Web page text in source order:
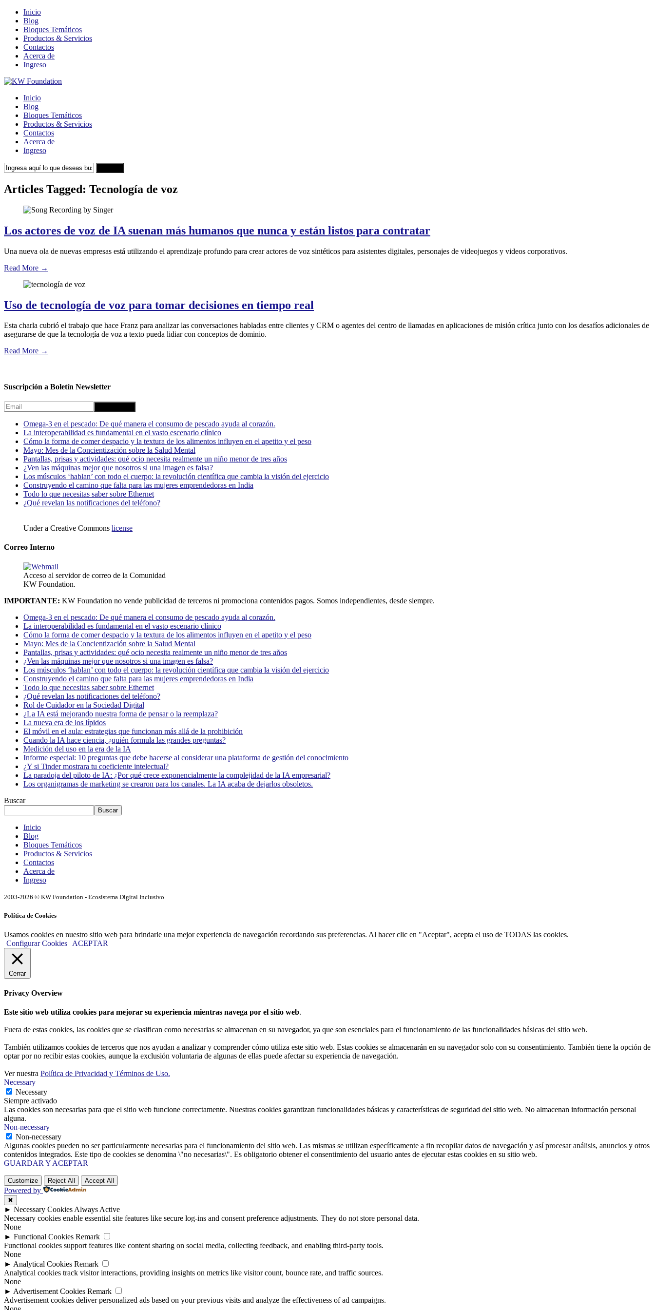
Inicio
Blog
Bloques Temáticos
Productos & Servicios
Contactos
Acerca de
Ingreso
Inicio
Blog
Bloques Temáticos
Productos & Servicios
Contactos
Acerca de
Ingreso
Articles Tagged: Tecnología de voz
Los actores de voz de IA suenan más humanos que nunca y están listos para contratar
Una nueva ola de nuevas empresas está utilizando el aprendizaje profundo para crear actores de voz sintéticos para asistentes digitales, personajes de videojuegos y videos corporativos.
Read More →
Uso de tecnología de voz para tomar decisiones en tiempo real
Esta charla cubrió el trabajo que hace Franz para analizar las conversaciones habladas entre clientes y CRM o agentes del centro de llamadas en aplicaciones de misión crítica junto con los desafíos adicionales de
asegurarse de que la tecnología de voz a texto pueda lidiar con conceptos de dominio.
Read More →
Suscripción a Boletín Newsletter
Omega-3 en el pescado: De qué manera el consumo de pescado ayuda al corazón.
La interoperabilidad es fundamental en el vasto escenario clínico
Cómo la forma de comer despacio y la textura de los alimentos influyen en el apetito y el peso
Mayo: Mes de la Concientización sobre la Salud Mental
Pantallas, prisas y actividades: qué ocio necesita realmente un niño menor de tres años
¿Ven las máquinas mejor que nosotros si una imagen es falsa?
Los músculos ‘hablan’ con todo el cuerpo: la revolución científica que cambia la visión del ejercicio
Construyendo el camino que falta para las mujeres emprendedoras en India
Todo lo que necesitas saber sobre Ethernet
¿Qué revelan las notificaciones del teléfono?
Under a Creative Commons license
Correo Interno
Acceso al servidor de correo de la Comunidad
KW Foundation.
IMPORTANTE: KW Foundation no vende publicidad de terceros ni promociona contenidos pagos. Somos independientes, desde siempre.
Omega-3 en el pescado: De qué manera el consumo de pescado ayuda al corazón.
La interoperabilidad es fundamental en el vasto escenario clínico
Cómo la forma de comer despacio y la textura de los alimentos influyen en el apetito y el peso
Mayo: Mes de la Concientización sobre la Salud Mental
Pantallas, prisas y actividades: qué ocio necesita realmente un niño menor de tres años
¿Ven las máquinas mejor que nosotros si una imagen es falsa?
Los músculos ‘hablan’ con todo el cuerpo: la revolución científica que cambia la visión del ejercicio
Construyendo el camino que falta para las mujeres emprendedoras en India
Todo lo que necesitas saber sobre Ethernet
¿Qué revelan las notificaciones del teléfono?
Rol de Cuidador en la Sociedad Digital
¿La IA está mejorando nuestra forma de pensar o la reemplaza?
La nueva era de los lípidos
El móvil en el aula: estrategias que funcionan más allá de la prohibición
Cuando la IA hace ciencia, ¿quién formula las grandes preguntas?
Medición del uso en la era de la IA
Informe especial: 10 preguntas que debe hacerse al considerar una plataforma de gestión del conocimiento
¿Y si Tinder mostrara tu coeficiente intelectual?
La paradoja del piloto de IA: ¿Por qué crece exponencialmente la complejidad de la IA empresarial?
Los organigramas de marketing se crearon para los canales. La IA acaba de dejarlos obsoletos.
Buscar
Buscar
Inicio
Blog
Bloques Temáticos
Productos & Servicios
Contactos
Acerca de
Ingreso
2003-2026 © KW Foundation - Ecosistema Digital Inclusivo
Política de Cookies
Usamos cookies en nuestro sitio web para brindarle una mejor experiencia de navegación recordando sus preferencias. Al hacer clic en "Aceptar", acepta el uso de TODAS las cookies.
Configurar Cookies
ACEPTAR
Cerrar
Privacy Overview
Este sitio web utiliza cookies para mejorar su experiencia mientras navega por el sitio web.
Fuera de estas cookies, las cookies que se clasifican como necesarias se almacenan en su navegador, ya que son esenciales para el funcionamiento de las funcionalidades básicas del sitio web.
También utilizamos cookies de terceros que nos ayudan a analizar y comprender cómo utiliza este sitio web. Estas cookies se almacenarán en su navegador solo con su consentimiento. También tiene la opción de
optar por no recibir estas cookies, aunque la exclusión voluntaria de algunas de ellas puede afectar su experiencia de navegación.
Ver nuestra Política de Privacidad y Términos de Uso.
Necessary
Necessary
Siempre activado
Las cookies son necesarias para que el sitio web funcione correctamente. Nuestras cookies garantizan funcionalidades básicas y características de seguridad del sitio web. No almacenan información personal
alguna.
Non-necessary
Non-necessary
Algunas cookies pueden no ser particularmente necesarias para el funcionamiento del sitio web. Las mismas se utilizan específicamente a fin recopilar datos de navegación y así procesar análisis, anuncios y otros
contenidos integrados. Este tipo de cookies se denomina \"no necesarias\". Es obligatorio obtener el consentimiento del usuario antes de ejecutar estas cookies en su sitio web.
GUARDAR Y ACEPTAR
Customize Reject All Accept All
Powered by
✖
► Necessary Cookies Always Active
Necessary cookies enable essential site features like secure log-ins and consent preference adjustments. They do not store personal data.
None
► Functional Cookies Remark
Functional cookies support features like content sharing on social media, collecting feedback, and enabling third-party tools.
None
► Analytical Cookies Remark
Analytical cookies track visitor interactions, providing insights on metrics like visitor count, bounce rate, and traffic sources.
None
► Advertisement Cookies Remark
Advertisement cookies deliver personalized ads based on your previous visits and analyze the effectiveness of ad campaigns.